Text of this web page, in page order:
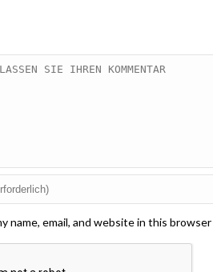
name, email, and website in this